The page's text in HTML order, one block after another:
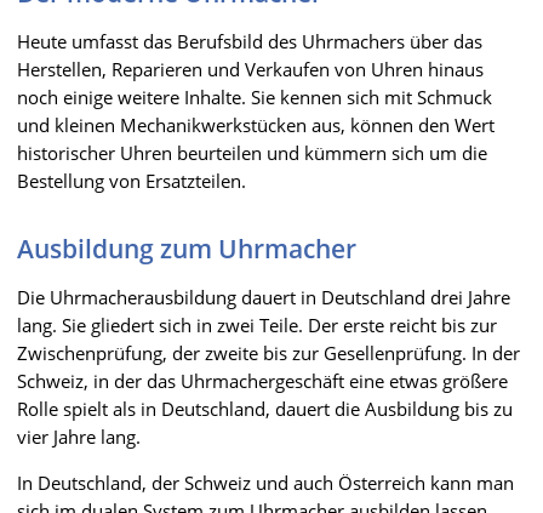
Heute umfasst das Berufsbild des Uhrmachers über das
Herstellen, Reparieren und Verkaufen von Uhren hinaus
noch einige weitere Inhalte. Sie kennen sich mit Schmuck
und kleinen Mechanikwerkstücken aus, können den Wert
historischer Uhren beurteilen und kümmern sich um die
Bestellung von Ersatzteilen.
Ausbildung zum Uhrmacher
Die Uhrmacherausbildung dauert in Deutschland drei Jahre
lang. Sie gliedert sich in zwei Teile. Der erste reicht bis zur
Zwischenprüfung, der zweite bis zur Gesellenprüfung. In der
Schweiz, in der das Uhrmachergeschäft eine etwas größere
Rolle spielt als in Deutschland, dauert die Ausbildung bis zu
vier Jahre lang.
In Deutschland, der Schweiz und auch Österreich kann man